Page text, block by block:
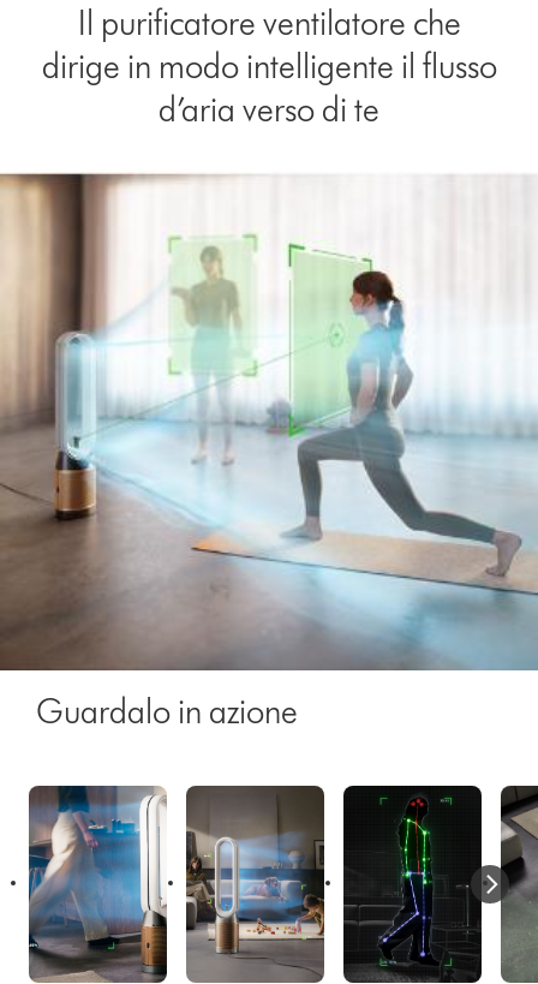
Il purificatore ventilatore che
dirige in modo intelligente il flusso
d’aria verso di te
Guardalo in azione